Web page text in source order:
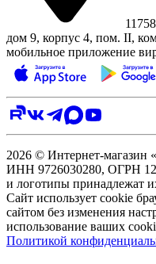
дом 9, корпус 4, пом. II,
мобильное приложение
2026 © Интернет-
ИНН 9726030280, ОГРН
и логотипы принадлежат
Сайт использует cookie
сайтом без изменения
использование ваших
Политикой